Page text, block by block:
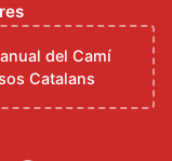
del Camí
Catalans